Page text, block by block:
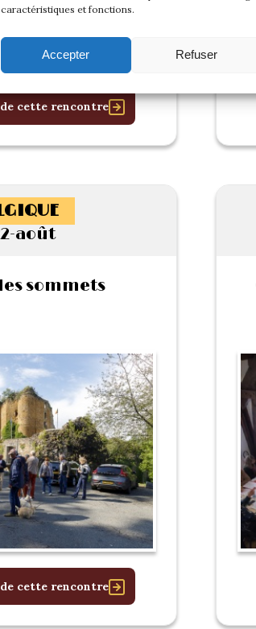
caractéristiques et fonctions.
Accepter Refuser
cette rencontre
août
sommets
cette rencontre